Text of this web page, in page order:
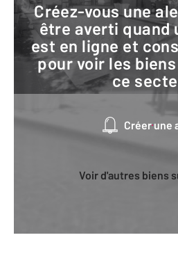
Créez-vous une alerte mail pour
être averti quand
est en ligne et
pour voir les
ce
Créer
Voir d'autres biens